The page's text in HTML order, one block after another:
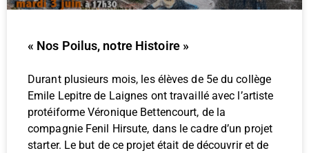
« Nos Poilus, notre Histoire »
Durant plusieurs mois, les élèves de 5e du collège
Emile Lepitre de Laignes ont travaillé avec l’artiste
protéiforme Véronique Bettencourt, de la
compagnie Fenil Hirsute, dans le cadre d’un projet
starter. Le but de ce projet était de découvrir et de